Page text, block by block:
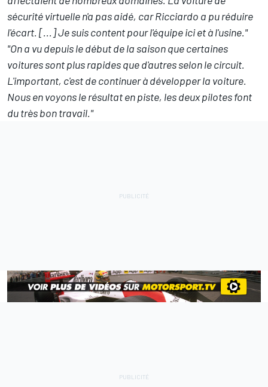
sécurité virtuelle n'a pas aidé, car Ricciardo a pu réduire
l'écart. [...] Je suis content pour l'équipe ici et à l'usine."
"On a vu depuis le début de la saison que certaines
voitures sont plus rapides que d'autres selon le circuit.
L'important, c'est de continuer à développer la voiture.
Nous en voyons le résultat en piste, les deux pilotes font
du très bon travail."